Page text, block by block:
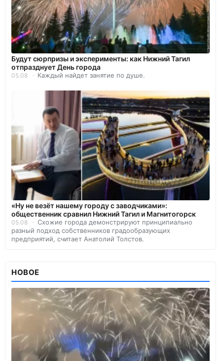
Будут сюрпризы и эксперименты: как Нижний Тагил
отпразднует День города
05.08 Каждый найдет занятие по душе.
«Ну не везёт нашему городу с заводчиками»:
общественник сравнил Нижний Тагил и Магнитогорск
05.08
Схожие города демонстрируют принципиально
разный подход собственников градообразующих
предприятий, считает Анатолий Толстов.
НОВОЕ